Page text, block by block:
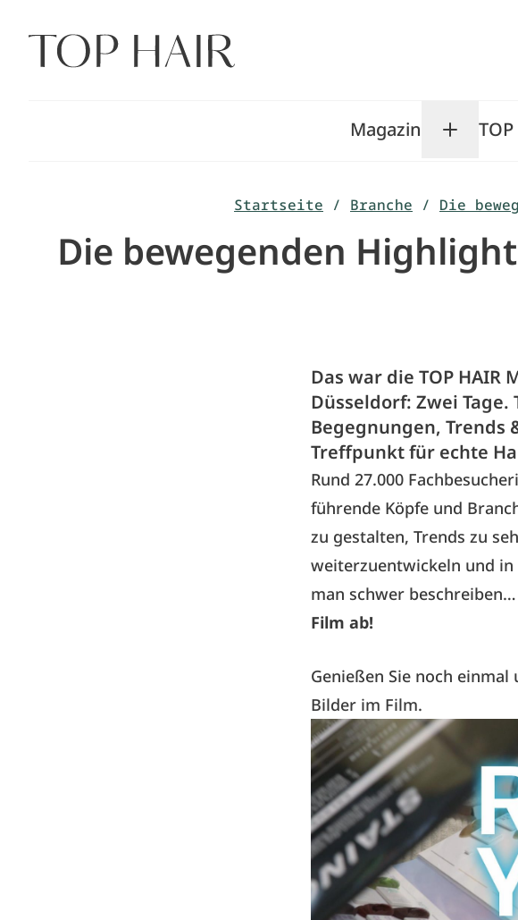
Inhalt
springen
Magazin Toggle
Startseite / Branche / Die
Die bewegenden
Das war die TOP HAIR
Düsseldorf: Zwei Tage.
Begegnungen, Trends
Treffpunkt für echte
Rund 27.000
führende Köpfe und
zu gestalten, Trends zu
weiterzuentwickeln und in
man schwer
Film ab!
Genießen Sie noch
Bilder im Film.